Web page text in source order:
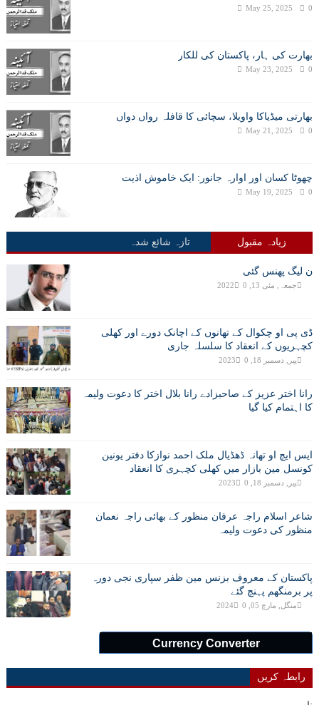
May 25, 2025 0
بھارت کی ہار، پاکستان کی للکار
May 23, 2025 0
بھارتی میڈیاکا واویلا، سچائی کا قافلہ رواں دواں
May 21, 2025 0
چھوٹا کسان اور اوارہ جانور: ایک خاموش اذیت
May 19, 2025 0
زیادہ مقبول تازہ شائع شدہ
ن لیگ پھنس گئی
جمعہ, مئی 13, 2022 0
ڈی پی او چکوال کے تھانوں کے اچانک دورے اور کھلی
کچہریوں کے انعقاد کا سلسلہ جاری
پیر, دسمبر 18, 2023 0
رانا اختر عزیز کے صاحبزادے رانا بلال اختر کا دعوت ولیمہ
کا اہتمام کیا گیا
ایس ایچ او تھانہ ڈھڈیال ملک احمد نوازکا دفتر یونین
کونسل مین بازار میں کھلی کچہری کا انعقاد
پیر, دسمبر 18, 2023 0
شاعر اسلام راجہ عرفان منظور کے بھائی راجہ نعمان
منظور کی دعوت ولیمہ
پاکستان کے معروف بزنس مین ظفر سپاری نجی دورہ
پر برمنگھم پہنچ گئے
منگل, مارچ 05, 2024 0
Currency Converter
رابطہ کریں